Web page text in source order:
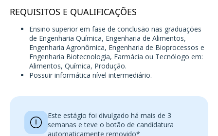
REQUISITOS E QUALIFICAÇÕES
Ensino superior em fase de conclusão nas graduações
de Engenharia Química, Engenharia de Alimentos,
Engenharia Agronômica, Engenharia de Bioprocessos e
Engenharia Biotecnologia, Farmácia ou Tecnólogo em:
Alimentos, Química, Produção.
Possuir informática nível intermediário.
Este estágio foi divulgado há mais de 3
semanas e teve o botão de candidatura
automaticamente removido*